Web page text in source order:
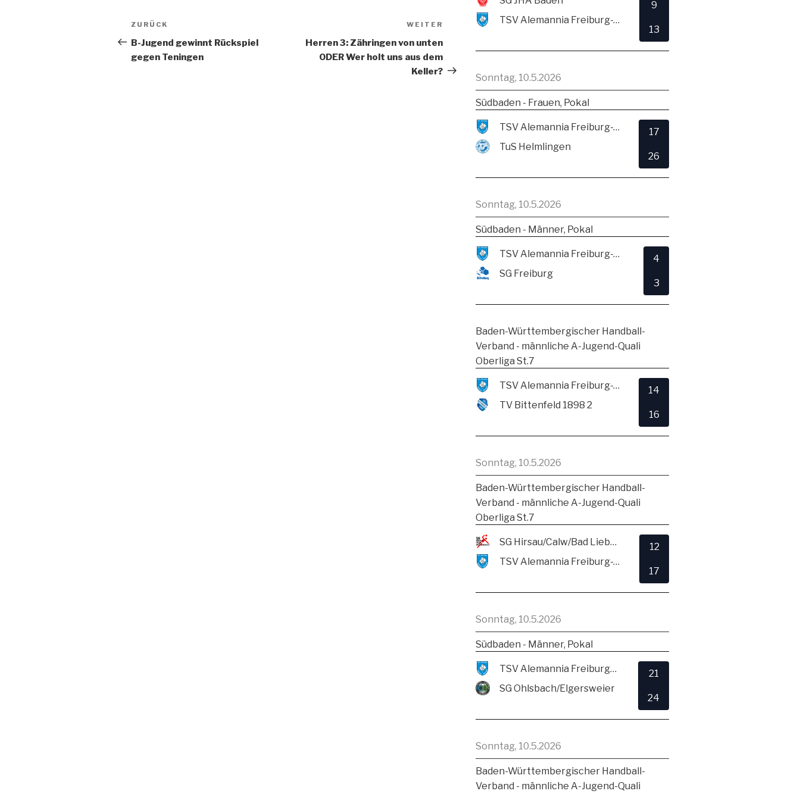
ZURÜCK
B-Jugend gewinnt Rückspiel
gegen Teningen
WEITER
Herren 3: Zähringen von unten
ODER Wer holt uns aus dem
Keller?
TSV Alemannia Freiburg-Zähringen
9
13
Sonntag, 10.5.2026
Südbaden - Frauen, Pokal
TSV Alemannia Freiburg-Zähringen
TuS Helmlingen
17
26
Sonntag, 10.5.2026
Südbaden - Männer, Pokal
TSV Alemannia Freiburg-Zähringen
SG Freiburg
4
3
Baden-Württembergischer Handball-
Verband - männliche A-Jugend-Quali
Oberliga St.7
TSV Alemannia Freiburg-Zähringen
TV Bittenfeld 1898 2
14
16
Sonntag, 10.5.2026
Baden-Württembergischer Handball-
Verband - männliche A-Jugend-Quali
Oberliga St.7
SG Hirsau/Calw/Bad Liebenzell
TSV Alemannia Freiburg-Zähringen
12
17
Sonntag, 10.5.2026
Südbaden - Männer, Pokal
TSV Alemannia Freiburg-Zähringen
SG Ohlsbach/Elgersweier
21
24
Sonntag, 10.5.2026
Baden-Württembergischer Handball-
Verband - männliche A-Jugend-Quali